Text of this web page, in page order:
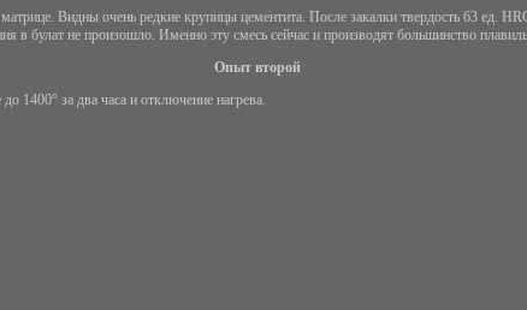
Видны очень редкие крупицы цементита. После закалки твердость 63 ед.
в булат не произошло. Именно эту смесь сейчас и производят большинство
Опыт второй
1400° за два часа и отключение нагрева.